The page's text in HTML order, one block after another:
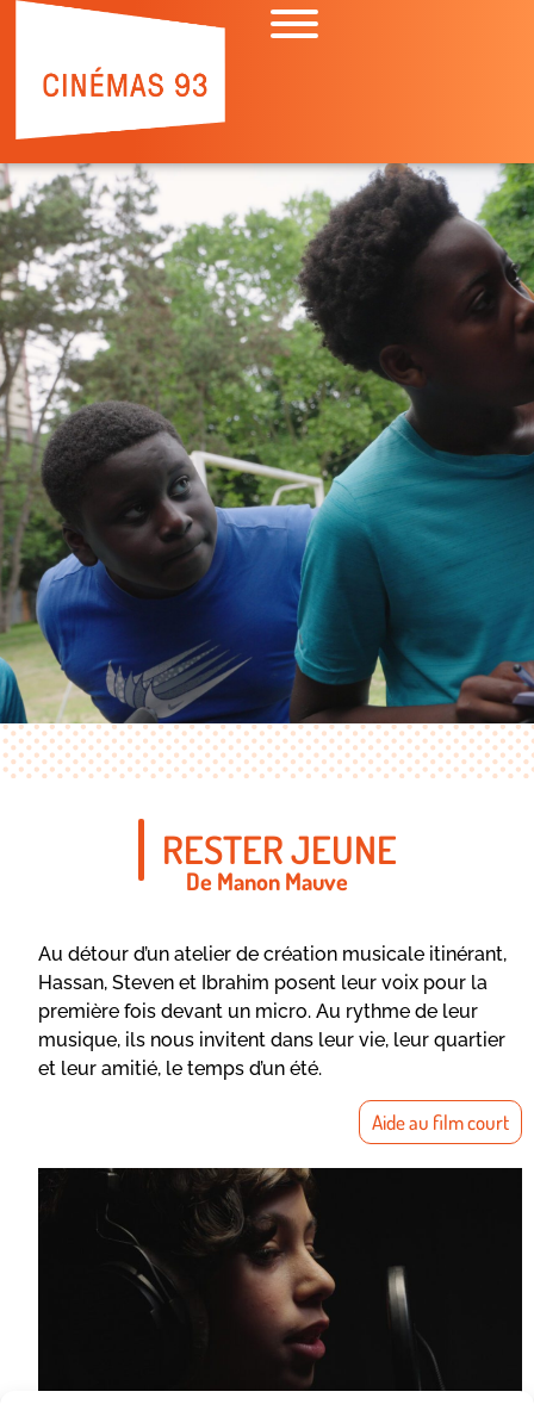
RESTER JEUNE
De Manon Mauve
Au détour d’un atelier de création musicale itinérant,
Hassan, Steven et Ibrahim posent leur voix pour la
première fois devant un micro. Au rythme de leur
musique, ils nous invitent dans leur vie, leur quartier
et leur amitié, le temps d’un été.
Aide au film court